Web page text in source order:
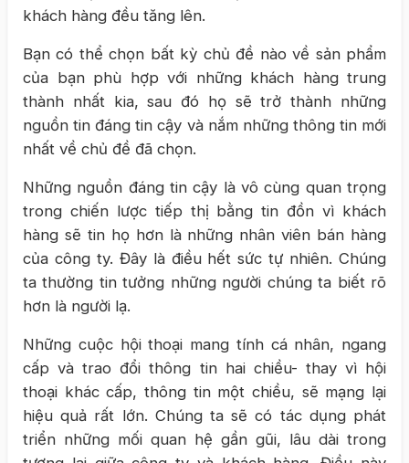
khách hàng đều tăng lên.
Bạn có thể chọn bất kỳ chủ đề nào về sản phẩm
của bạn phù hợp với những khách hàng trung
thành nhất kia, sau đó họ sẽ trở thành những
nguồn tin đáng tin cậy và nắm những thông tin mới
nhất về chủ đề đã chọn.
Những nguồn đáng tin cậy là vô cùng quan trọng
trong chiến lược tiếp thị bằng tin đồn vì khách
hàng sẽ tin họ hơn là những nhân viên bán hàng
của công ty. Đây là điều hết sức tự nhiên. Chúng
ta thường tin tưởng những người chúng ta biết rõ
hơn là người lạ.
Những cuộc hội thoại mang tính cá nhân, ngang
cấp và trao đổi thông tin hai chiều- thay vì hội
thoại khác cấp, thông tin một chiều, sẽ mạng lại
hiệu quả rất lớn. Chúng ta sẽ có tác dụng phát
triển những mối quan hệ gần gũi, lâu dài trong